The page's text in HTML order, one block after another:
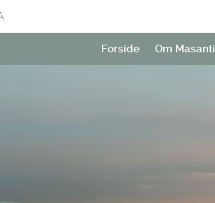
Forside Om Masanti